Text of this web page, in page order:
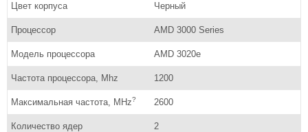
Цвет корпуса Черный
Процессор AMD 3000 Series
Модель процессора AMD 3020e
Частота процессора, Mhz 1200
Максимальная частота, MHz? 2600
Количество ядер 2